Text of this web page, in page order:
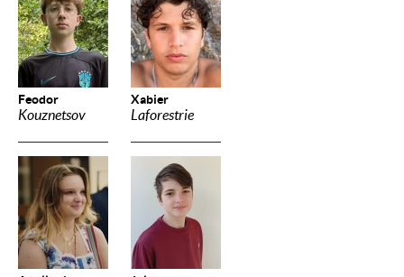
Feodor
Kouznetsov
Xabier
Laforestrie